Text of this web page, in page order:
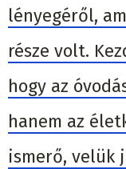
lényegéről,
része volt.
hogy az
hanem az
ismerő, velük